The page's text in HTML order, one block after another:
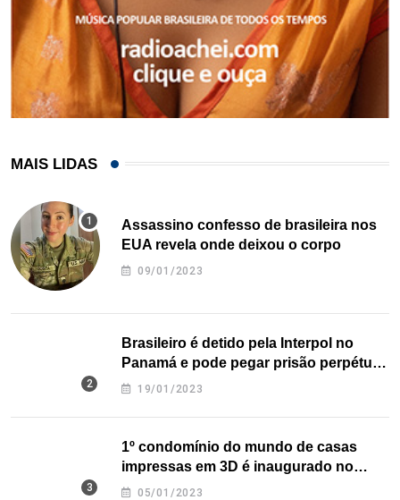
MAIS LIDAS
Assassino confesso de brasileira nos
EUA revela onde deixou o corpo
09/01/2023
Brasileiro é detido pela Interpol no
Panamá e pode pegar prisão perpétua
nos EUA
19/01/2023
1º condomínio do mundo de casas
impressas em 3D é inaugurado no
Texas
05/01/2023